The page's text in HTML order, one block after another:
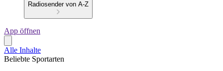
Radiosender von A-Z
App öffnen
Alle Inhalte
Beliebte Sportarten